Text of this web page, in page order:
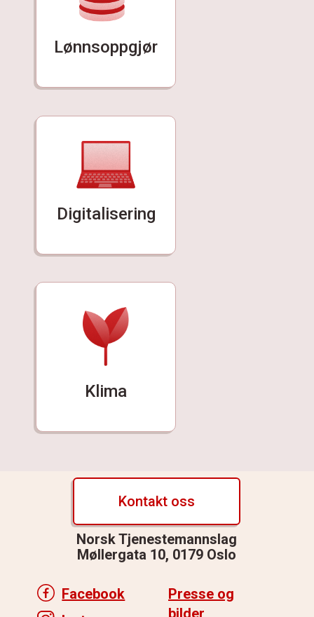
Lønnsoppgjør
Digitalisering
Klima
Kontakt oss
Norsk Tjenestemannslag
Møllergata 10, 0179 Oslo
Facebook
Presse og